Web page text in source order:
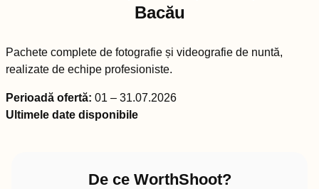
Bacău
Pachete complete de fotografie și videografie de nuntă,
realizate de echipe profesioniste.
Perioadă ofertă: 01 – 31.07.2026
Ultimele date disponibile
De ce WorthShoot?